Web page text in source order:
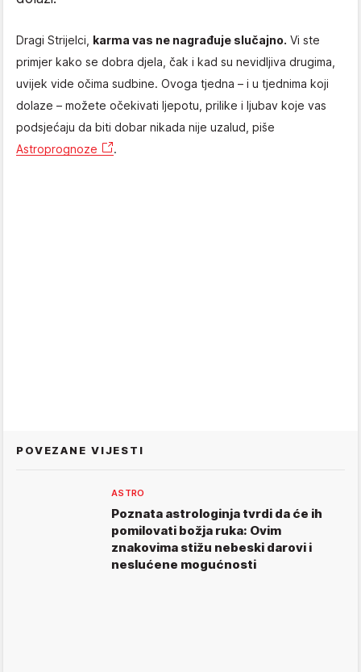
Dragi Strijelci, karma vas ne nagrađuje slučajno. Vi ste
primjer kako se dobra djela, čak i kad su nevidljiva drugima,
uvijek vide očima sudbine. Ovoga tjedna – i u tjednima koji
dolaze – možete očekivati ljepotu, prilike i ljubav koje vas
podsjećaju da biti dobar nikada nije uzalud, piše
Astroprognoze
.
POVEZANE VIJESTI
ASTRO
Poznata astrologinja tvrdi da će ih
pomilovati božja ruka: Ovim
znakovima stižu nebeski darovi i
neslućene mogućnosti